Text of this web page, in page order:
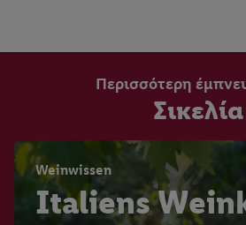
Περισσότερη
Σικελία
Weinwissen
Italiens